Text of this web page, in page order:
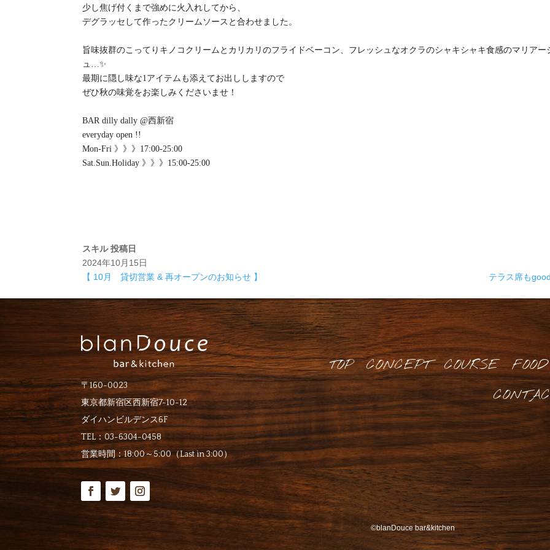
少し焦げ付くまで強めに火入れしてから、
デグラッセして作ったクリームソースと合わせました。
旨味抜群のこってりキノコクリームとカリカリのフライドベーコン、フレッシュなオクラのシャキシャキ食感のマリアー
ュ…✨
最期に隠し味な1アイテムも添えてお出ししますので
ぜひ秋の味覚をお楽しみくださいませ！
BAR dilly dally @西新宿
everyday open !!
Mon-Fri 》》》17:00-25:00
Sat.Sun.Holiday 》》》15:00-25:00
スキル 投稿日
2024年10月15日
【 10月 貸切営業 & 再オープンのお知らせ 】
テラス席も
〒160-0023
東京都新宿区西新宿7-10-12
ダイハンビルデンス6F
TEL：03-6304-0458
営業時間：18:00～5:00（Last in 3:00）
TOP CONCEPT COURSE
FOOD
©blanDouce bar&kitchen